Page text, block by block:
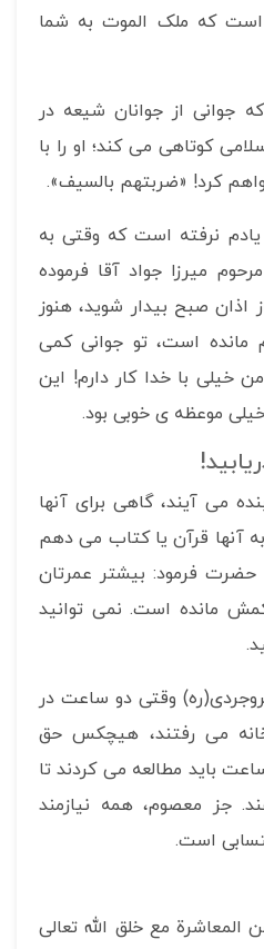
است که ملک الموت به شما
جوانی از جوانان شیعه در
کوتاهی می کند؛ او را با
کرد! «ضربتهم بالسیف».
نرفته است که وقتی به
میرزا جواد آقا فرموده
صبح بیدار شوید، هنوز
است، تو جوانی کمی
خیلی با خدا کار دارم! این
موعظه ی خوبی بود.
می آیند، گاهی برای آنها
آنها قرآن یا کتاب می دهم
حضرت فرمود: بیشتر عمرتان
مانده است. نمی توانید
وقتی دو ساعت در
می رفتند، هیچکس حق
باید مطالعه می کردند تا
جز معصوم، همه نیازمند
است.
مع خلق الله تعالی